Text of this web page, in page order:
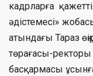
кадрларға
әдістемесі»
атындағы Тараз
төрағасы-
басқармасы